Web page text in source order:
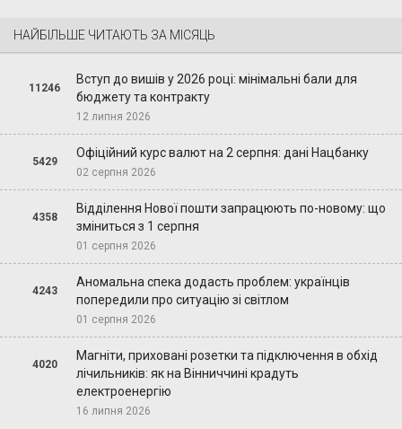
НАЙБІЛЬШЕ ЧИТАЮТЬ ЗА МІСЯЦЬ
11246
Вступ до вишів у 2026 році: мінімальні бали для
бюджету та контракту
12 липня 2026
5429
Офіційний курс валют на 2 серпня: дані Нацбанку
02 серпня 2026
4358
Відділення Нової пошти запрацюють по-новому: що
зміниться з 1 серпня
01 серпня 2026
4243
Аномальна спека додасть проблем: українців
попередили про ситуацію зі світлом
01 серпня 2026
4020
Магніти, приховані розетки та підключення в обхід
лічильників: як на Вінниччині крадуть
електроенергію
16 липня 2026